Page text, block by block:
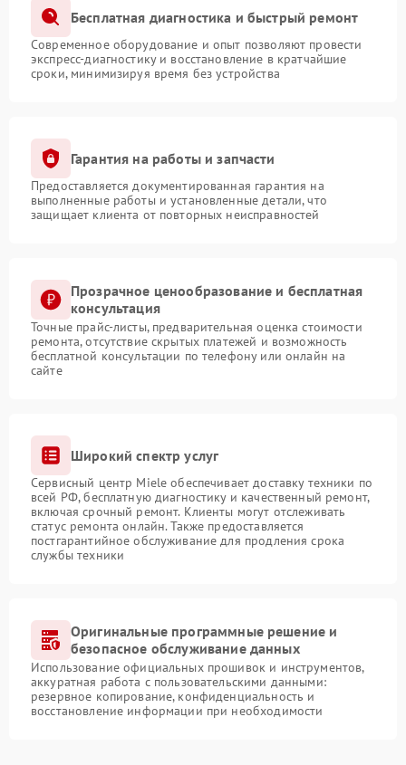
Бесплатная диагностика и быстрый ремонт
Современное оборудование и опыт позволяют провести
экспресс-диагностику и восстановление в кратчайшие
сроки, минимизируя время без устройства
Гарантия на работы и запчасти
Предоставляется документированная гарантия на
выполненные работы и установленные детали, что
защищает клиента от повторных неисправностей
Прозрачное ценообразование и бесплатная
консультация
Точные прайс-листы, предварительная оценка стоимости
ремонта, отсутствие скрытых платежей и возможность
бесплатной консультации по телефону или онлайн на
сайте
Широкий спектр услуг
Сервисный центр Miele обеспечивает доставку техники по
всей РФ, бесплатную диагностику и качественный ремонт,
включая срочный ремонт. Клиенты могут отслеживать
статус ремонта онлайн. Также предоставляется
постгарантийное обслуживание для продления срока
службы техники
Оригинальные программные решение и
безопасное обслуживание данных
Использование официальных прошивок и инструментов,
аккуратная работа с пользовательскими данными:
резервное копирование, конфиденциальность и
восстановление информации при необходимости